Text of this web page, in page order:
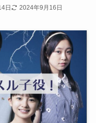
日 2024年9月16日